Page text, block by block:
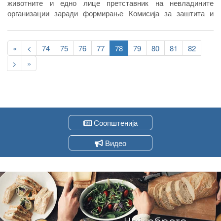
животните и едно лице претставник на невладините
организации заради формирање Комисија за заштита и
Pagination
First
page
«
Previous
page
< Page
74 Page
75 Page
76 Page
77
Current
page
78 Page
79 Page
80 Page
81 Page
82
Следна
страна
>
Last
page
»
Соопштенија
Видео